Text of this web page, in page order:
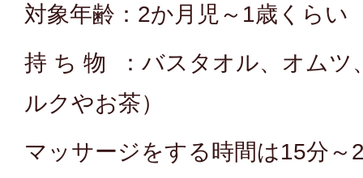
対象年齢：2か月児～1歳くらい
持 ち 物 ：バスタオル、オムツ
ルクやお茶）
マッサージをする時間は15分～